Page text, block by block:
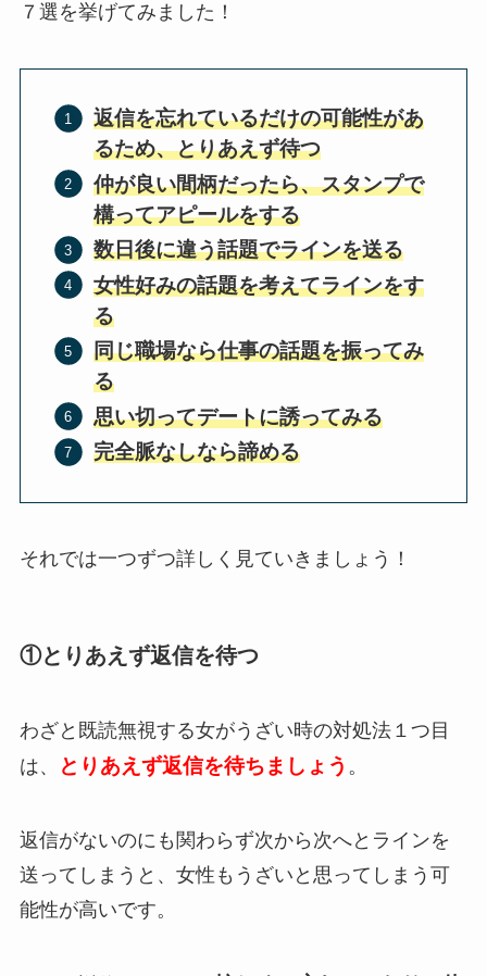
７選を挙げてみました！
返信を忘れているだけの可能性があ
るため、とりあえず待つ
仲が良い間柄だったら、スタンプで
構ってアピールをする
数日後に違う話題でラインを送る
女性好みの話題を考えてラインをす
る
同じ職場なら仕事の話題を振ってみ
る
思い切ってデートに誘ってみる
完全脈なしなら諦める
それでは一つずつ詳しく見ていきましょう！
①とりあえず返信を待つ
わざと既読無視する女がうざい時の対処法１つ目
は、
とりあえず返信を待ちましょう 。
返信がないのにも関わらず次から次へとラインを
送ってしまうと、女性もうざいと思ってしまう可
能性が高いです。